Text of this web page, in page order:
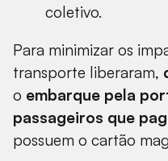
coletivo.
Para minimizar os
transporte liberaram,
o embarque pela
passageiros que
possuem o cartão